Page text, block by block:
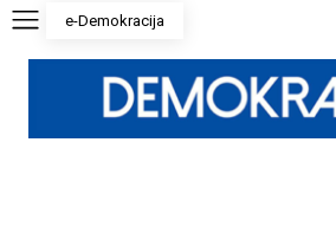
e-Demokracija